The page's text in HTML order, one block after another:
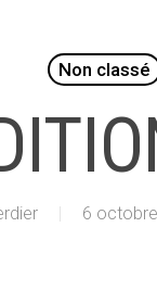
Non classé
6